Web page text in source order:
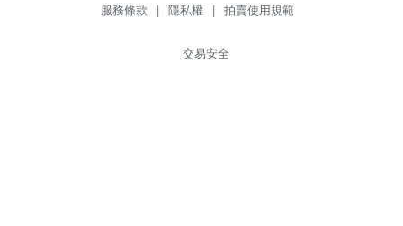
服務條款 | 隱私權 | 拍賣使用規範
交易安全